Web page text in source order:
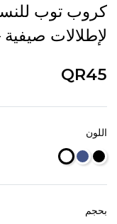
كروب توب
لإطلالات
QR45
اللون
بحجم